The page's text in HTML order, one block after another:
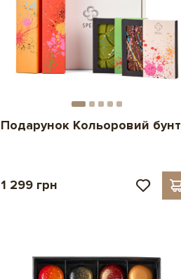
Подарунок Кольоровий бунт
1 299 грн